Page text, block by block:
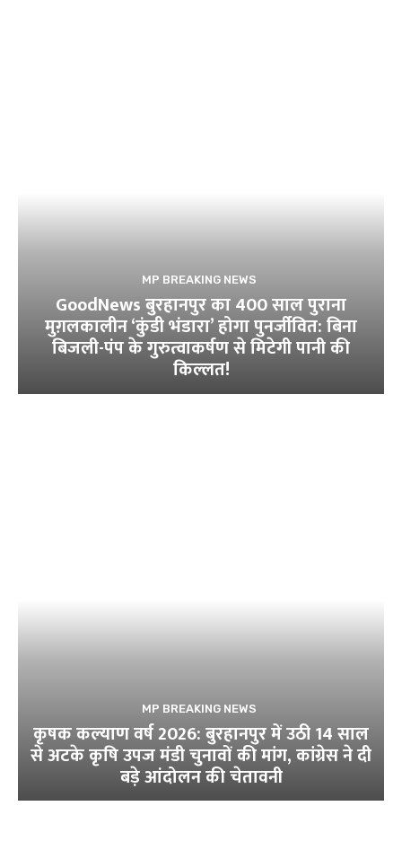
MP BREAKING NEWS
GoodNews बुरहानपुर का 400 साल पुराना
मुग़लकालीन ‘कुंडी भंडारा’ होगा पुनर्जीवित: बिना
बिजली-पंप के गुरुत्वाकर्षण से मिटेगी पानी की
किल्लत!
MP BREAKING NEWS
कृषक कल्याण वर्ष 2026: बुरहानपुर में उठी 14 साल
से अटके कृषि उपज मंडी चुनावों की मांग, कांग्रेस ने दी
बड़े आंदोलन की चेतावनी